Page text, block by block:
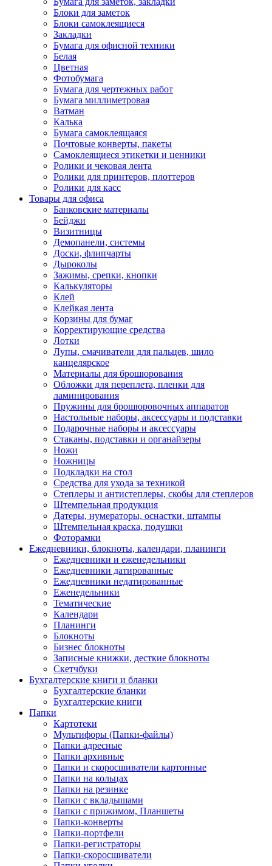
Блоки для заметок
Блоки самоклеящиеся
Закладки
Бумага для офисной техники
Белая
Цветная
Фотобумага
Бумага для чертежных работ
Бумага миллиметровая
Ватман
Калька
Бумага самоклеящаяся
Почтовые конверты, пакеты
Самоклеящиеся этикетки и ценники
Ролики и чековая лента
Ролики для принтеров, плоттеров
Ролики для касс
Товары для офиса
Банковские материалы
Бейджи
Визитницы
Демопанели, системы
Доски, флипчарты
Дыроколы
Зажимы, срепки, кнопки
Калькуляторы
Клей
Клейкая лента
Корзины для бумаг
Корректирующие средства
Лотки
Лупы, смачиватели для пальцев, шило
канцелярское
Материалы для брошюрования
Обложки для переплета, пленки для
ламинирования
Пружины для брошюровочных аппаратов
Настольные наборы, аксессуары и подставки
Подарочные наборы и аксессуары
Стаканы, подставки и органайзеры
Ножи
Ножницы
Подкладки на стол
Средства для ухода за техникой
Степлеры и антистеплеры, скобы для степлеров
Штемпельная продукция
Датеры, нумераторы, оснастки, штампы
Штемпельная краска, подушки
Фоторамки
Ежедневники, блокноты, календари, планинги
Ежедневники и еженедельники
Ежедневники датированные
Ежедневники недатированные
Еженедельники
Тематические
Календари
Планинги
Блокноты
Бизнес блокноты
Записные книжки, десткие блокноты
Скетчбуки
Бухгалтерские книги и бланки
Бухгалтерские бланки
Бухгалтерские книги
Папки
Картотеки
Мультифоры (Папки-файлы)
Папки адресные
Папки архивные
Папки и скоросшиватели картонные
Папки на кольцах
Папки на резинке
Папки с вкладышами
Папки с прижимом, Планшеты
Папки-конверты
Папки-портфели
Папки-регистраторы
Папки-скоросшиватели